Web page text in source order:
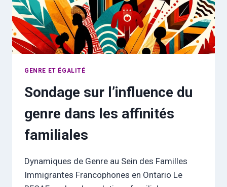
GENRE ET ÉGALITÉ
Sondage sur l’influence du
genre dans les affinités
familiales
Dynamiques de Genre au Sein des Familles
Immigrantes Francophones en Ontario Le